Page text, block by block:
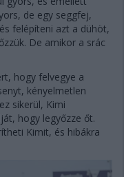
de egy seggfej,
felépíteni azt a dühöt,
De amikor a srác
hogy felvegye a
kényelmetlen
sikerül, Kimi
hogy legyőzze őt.
Kimit, és hibákra